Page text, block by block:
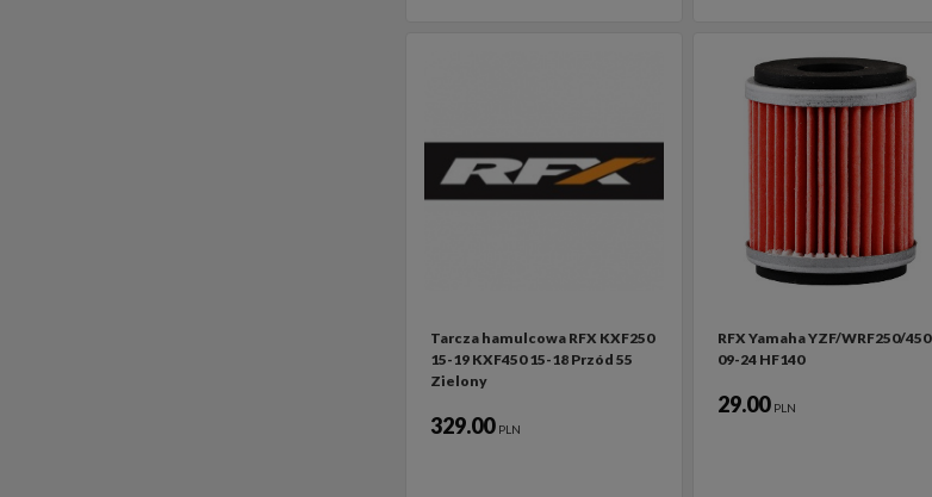
Tarcza hamulcowa RFX KXF250
15-19 KXF450 15-18 Przód 55
Zielony
329.00 PLN
RFX Yamaha YZF/WRF250/450
09-24 HF140
29.00 PLN